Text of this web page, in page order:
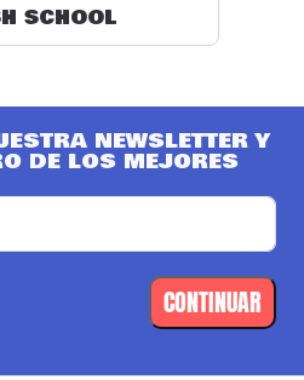
SCHOOL
NEWSLETTER Y
DE LOS MEJORES
CONTINUAR